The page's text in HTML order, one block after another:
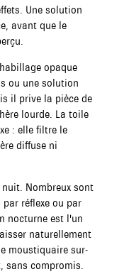
Une solution
avant que le
opaque
ou une solution
il prive la pièce de
lourde. La toile
: elle filtre le
diffuse ni
Nombreux sont
réflexe ou par
nocturne est l'un
naturellement
moustiquaire sur-
sans compromis.